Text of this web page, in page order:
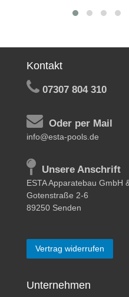
Kontakt
07307 804 310
Oder per Mail
info@esta-pools.de
Unsere Anschrift
ESTA Apparatebau GmbH
Gotenstraße 2-6
89250 Senden
Vertrag widerrufen
Unternehmen